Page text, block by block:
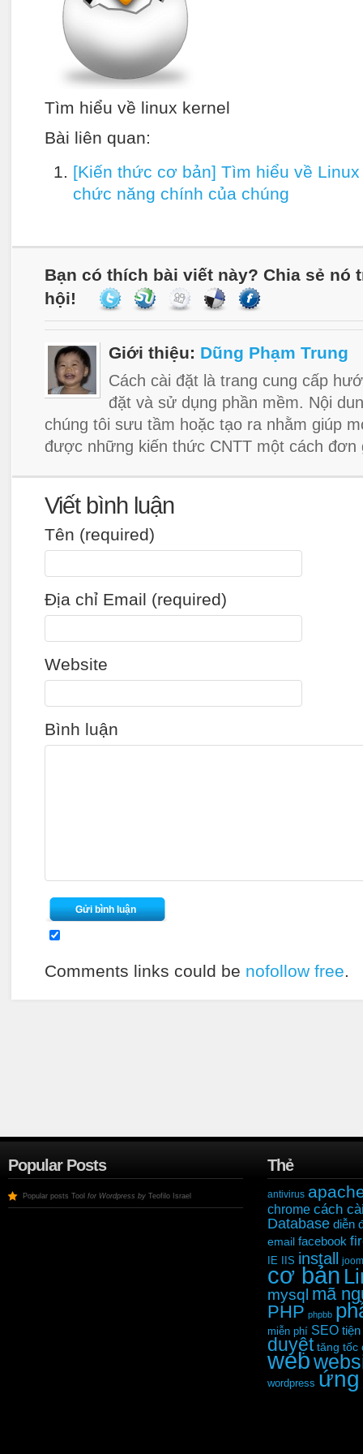
Tìm hiểu về linux kernel
Bài liên quan:
[Kiến thức cơ bản] Tìm hiểu về
chức năng chính của chúng
Bạn có thích bài viết này? Chia sẻ nó
hội!
Giới thiệu: Dũng Phạm Trung
Cách cài đặt là trang cung cấp
đặt và sử dụng phần mềm. Nội
chúng tôi sưu tầm hoặc tạo ra nhằm giúp
được những kiến thức CNTT một cách đơn
Viết bình luận
Tên (required)
Địa chỉ Email (required)
Website
Bình luận
Comments links could be nofollow free.
Popular Posts
Popular posts Tool for Wordpress by Teofilo Israel
Thẻ
antivirus
chrome cách
Database diễn
email facebook
IE IIS install
cơ bản
mysql mã
PHP phpbb
miễn phí SEO
duyệt tăng tốc
web
wordpress